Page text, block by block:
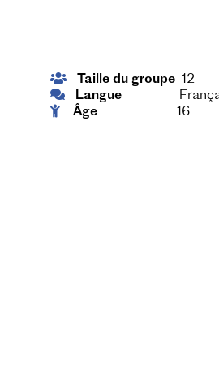
Taille du groupe 12
Langue
Âge
16